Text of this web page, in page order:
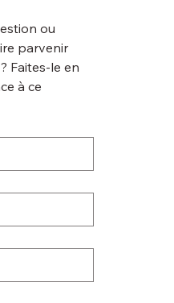
ou
parvenir
Faites-le en
à ce